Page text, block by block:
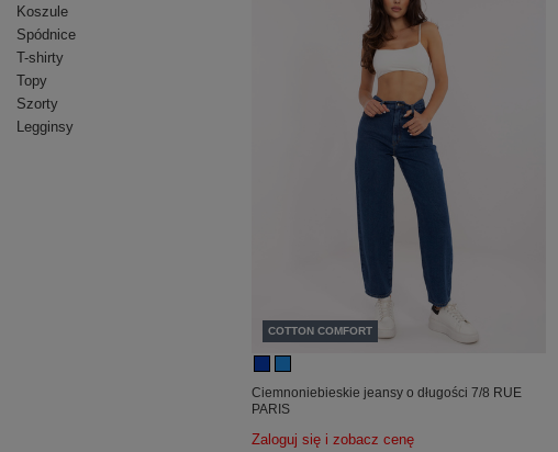
Koszule
Spódnice
T-shirty
Topy
Szorty
Legginsy
COTTON COMFORT
Ciemnoniebieskie jeansy o długości 7/8 RUE
PARIS
Zaloguj się i zobacz cenę